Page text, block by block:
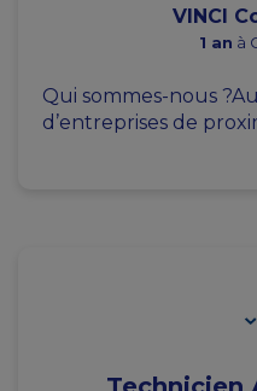
VINCI
1 an à
Qui sommes-nous
d’entreprises de